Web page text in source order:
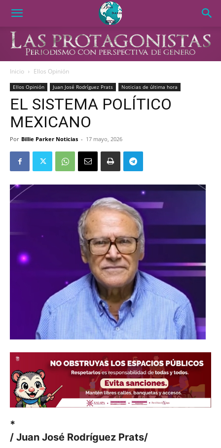
Inicio Ellos Opinión
Ellos Opinión Juan José Rodríguez Prats Noticias de última hora
EL SISTEMA POLÍTICO
MEXICANO
Por Billie Parker Noticias - 17 mayo, 2026
*
/ Juan José Rodríguez Prats/